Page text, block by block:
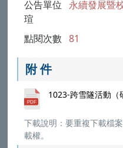
公告單位 永續發展暨
瑄
點閱次數 81
附 件
1023-跨雪隧活動
下載說明：要重複下載檔
載權。